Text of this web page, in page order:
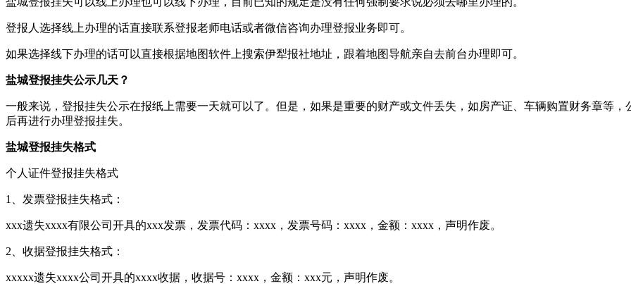
登报人选择线上办理的话直接联系登报老师电话或者微信咨询办理登报业务即可。
如果选择线下办理的话可以直接根据地图软件上搜索伊犁报社地址，跟着地图导航亲自去前台办理即可。
盐城登报挂失公示几天？
一般来说，登报挂失公示在报纸上需要一天就可以了。但是，如果是重要的财产或文件丢失，如房产证、车辆购置财务章等
后再进行办理登报挂失。
盐城登报挂失格式
个人证件登报挂失格式
1、发票登报挂失格式：
xxx遗失xxxx有限公司开具的xxx发票，发票代码：xxxx，发票号码：xxxx，金额：xxxx，声明作废。
2、收据登报挂失格式：
xxxxx遗失xxxx公司开具的xxxx收据，收据号：xxxx，金额：xxx元，声明作废。